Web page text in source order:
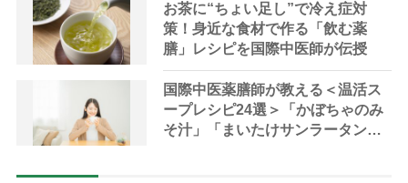
お茶に“ちょい足し”で冷え症対
策！身近な食材で作る「飲む薬
膳」レシピを国際中医師が伝授
国際中医薬膳師が教える＜温活ス
ープレシピ24選＞「かぼちゃのみ
そ汁」「まいたけサンラータン」